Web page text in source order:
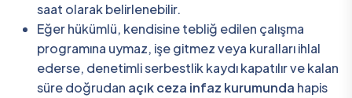
saat olarak belirlenebilir.
Eğer hükümlü, kendisine tebliğ edilen çalışma
programına uymaz, işe gitmez veya kuralları ihlal
ederse, denetimli serbestlik kaydı kapatılır ve kalan
süre doğrudan açık ceza infaz kurumunda hapis